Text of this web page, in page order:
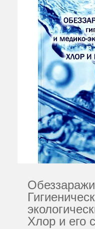
Хлор и его